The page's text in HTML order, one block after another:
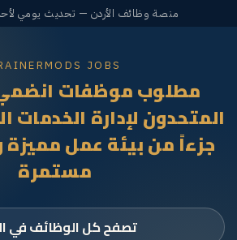
منصة وظائف الأردن — تحديث يومي
JOBS
مطلوب موظفات
المتحدون لإدارة الخدمات
جزءاً من بيئة عمل
مستمرة
تصفح كل الوظائف في